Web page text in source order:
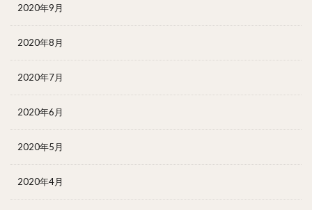
2020年9月
2020年8月
2020年7月
2020年6月
2020年5月
2020年4月